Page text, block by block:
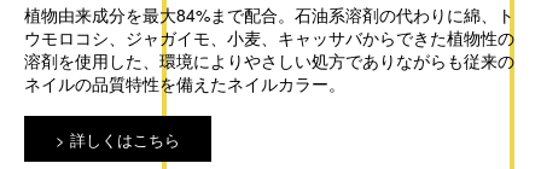
植物由来成分を最大84%まで配合。石油系溶剤の代わりに綿、ト
ウモロコシ、ジャガイモ、小麦、キャッサバからできた植物性の
溶剤を使用した、環境によりやさしい処方でありながらも従来の
ネイルの品質特性を備えたネイルカラー。
詳しくはこちら